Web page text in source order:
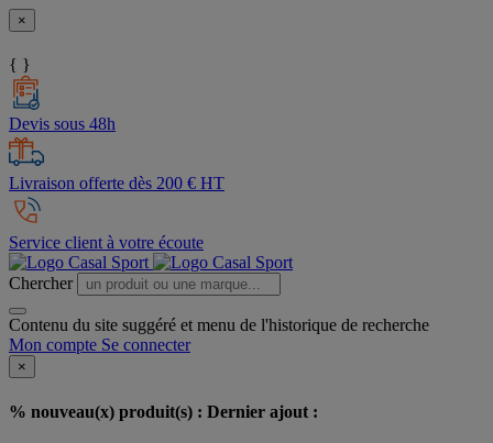
×
{ }
Devis sous 48h
Livraison offerte dès 200 € HT
Service client à votre écoute
Chercher
Contenu du site suggéré et menu de l'historique de recherche
Mon compte Se connecter
×
% nouveau(x) produit(s) : Dernier ajout :